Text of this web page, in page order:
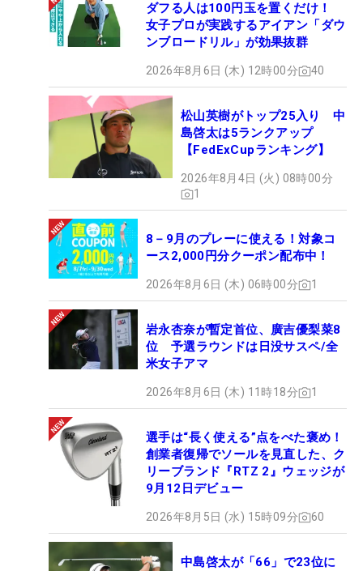
ダフる人は100円玉を置くだけ！
女子プロが実践するアイアン「ダウ
ンブロードリル」が効果抜群
2026年8月6日 (木) 12時00分 40
松山英樹がトップ25入り 中
島啓太は5ランクアップ
【FedExCupランキング】
2026年8月4日 (火) 08時00分
1
8－9月のプレーに使える！対象コ
ース2,000円分クーポン配布中！
2026年8月6日 (木) 06時00分 1
岩永杏奈が暫定首位、廣吉優梨菜8
位 予選ラウンドは日没サスペ/全
米女子アマ
2026年8月6日 (木) 11時18分 1
選手は“長く使える”点をべた褒め！
創業者復帰でソールを見直した、ク
リーブランド『RTZ 2』ウェッジが
9月12日デビュー
2026年8月5日 (水) 15時09分 60
中島啓太が「66」で23位に